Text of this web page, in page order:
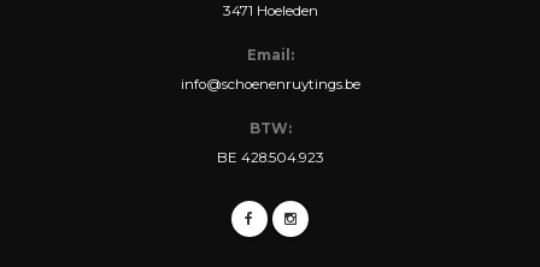
3471 Hoeleden
Email:
info@schoenenruytings.be
BTW:
BE 428.504.923